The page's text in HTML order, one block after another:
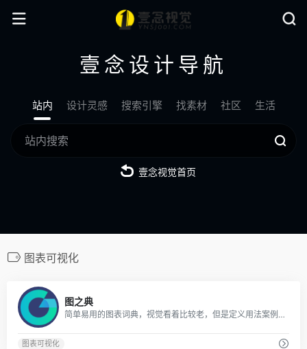
壹念设计导航
站内 设计灵感 搜索引擎 找素材 社区 生活
壹念视觉首页
图表可视化
图之典
简单易用的图表词典，视觉看着比较老，但是定义用法案例比较详细
图表可视化